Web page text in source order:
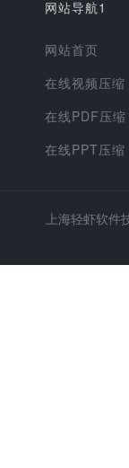
网站导航1
网站首页
在线视频压缩
在线PDF压缩
在线PPT压缩
上海轻虾软件